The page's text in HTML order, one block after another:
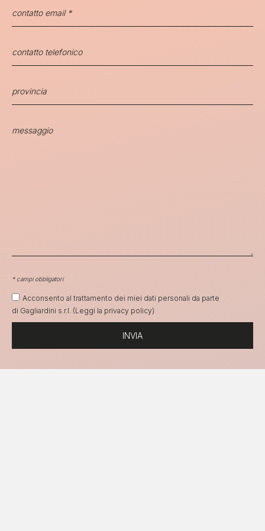
* campi obbligatori
Acconsento al trattamento dei miei dati personali da parte
di Gagliardini s.r.l. (Leggi la privacy policy)